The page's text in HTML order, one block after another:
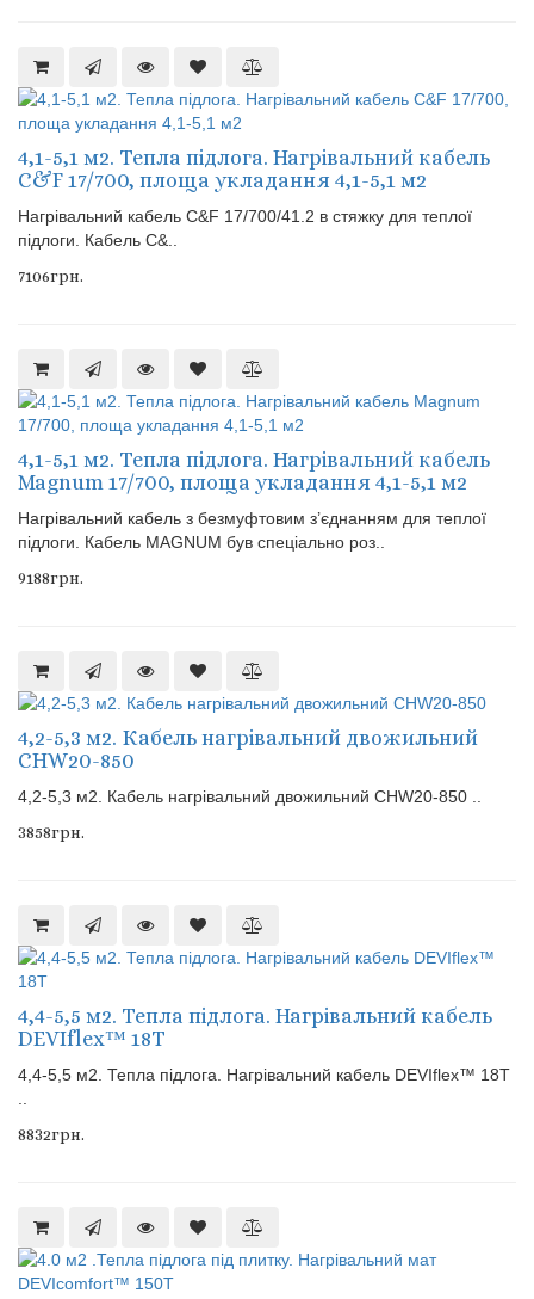
4,1-5,1 м2. Тепла підлога. Нагрівальний кабель
C&F 17/700, площа укладання 4,1-5,1 м2
Нагрівальний кабель C&F 17/700/41.2 в стяжку для теплої
підлоги. Кабель C&..
7106грн.
4,1-5,1 м2. Тепла підлога. Нагрівальний кабель
Magnum 17/700, площа укладання 4,1-5,1 м2
Нагрівальний кабель з безмуфтовим з’єднанням для теплої
підлоги. Кабель MAGNUM був спеціально роз..
9188грн.
4,2-5,3 м2. Кабель нагрівальний двожильний
CHW20-850
4,2-5,3 м2. Кабель нагрівальний двожильний CHW20-850 ..
3858грн.
4,4-5,5 м2. Тепла підлога. Нагрівальний кабель
DEVIflex™ 18Т
4,4-5,5 м2. Тепла підлога. Нагрівальний кабель DEVIflex™ 18Т
8832грн.